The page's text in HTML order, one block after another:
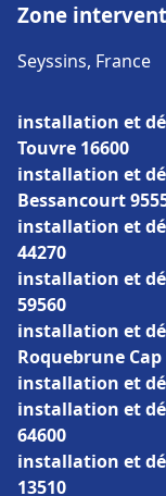
Zone
Seyssins, France
installation et
Touvre 16600
installation et
Bessancourt
installation et
44270
installation et
59560
installation et
Roquebrune
installation et
installation et
64600
installation et
13510